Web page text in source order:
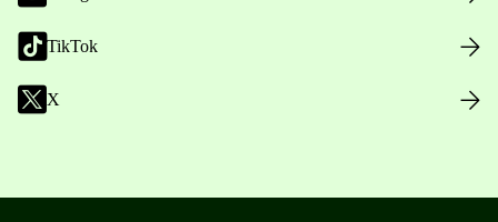
TikTok
X